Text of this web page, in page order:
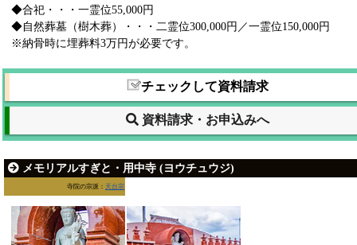
◆合祀・・・一霊位55,000円
◆自然葬墓（樹木葬）・・・二霊位300,000円／一霊位150,000円
※納骨時に埋葬料3万円が必要です。
チェックして資料請求
資料請求・お申込みへ
メモリアルすぎと・用中寺 (ヨウチュウジ)
寺院の宗派： 天台宗